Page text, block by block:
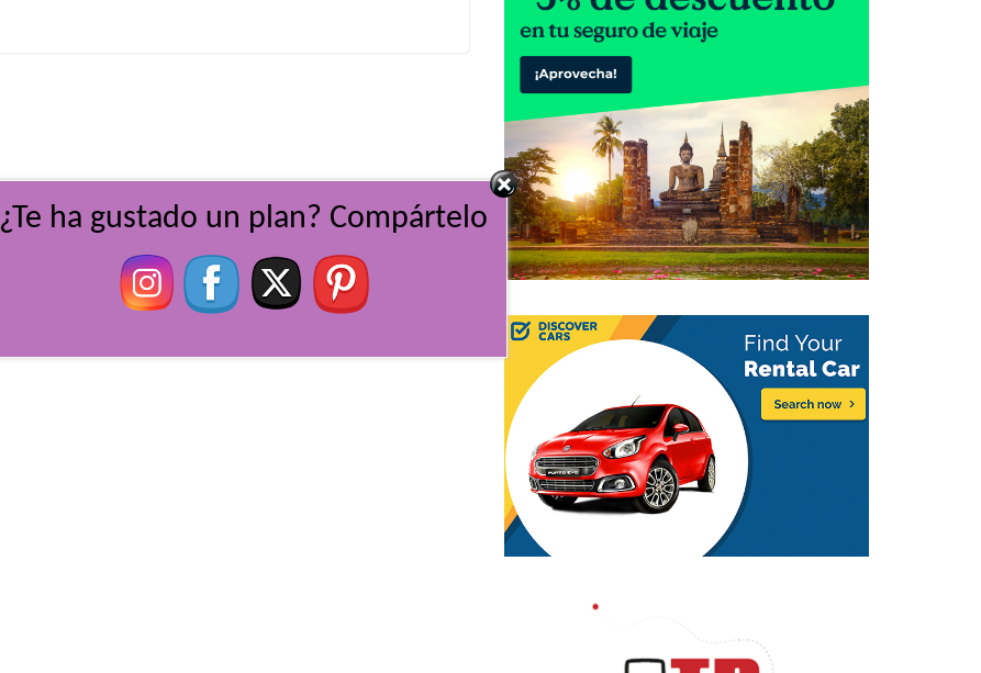
¿Te ha gustado un plan? Compártelo